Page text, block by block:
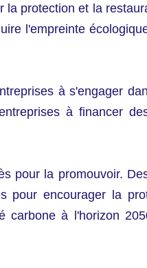
protection et la
l'empreinte
à s'engager
à financer
pour la promouvoir.
encourager la
carbone à l'horizon